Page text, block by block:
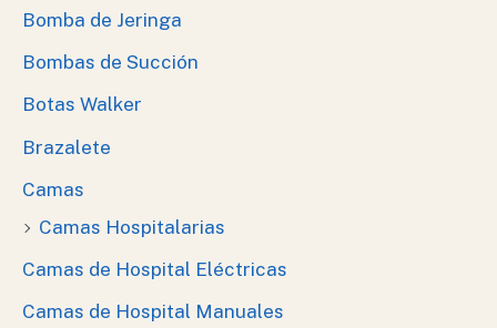
Bomba de Jeringa
Bombas de Succión
Botas Walker
Brazalete
Camas
Camas Hospitalarias
Camas de Hospital Eléctricas
Camas de Hospital Manuales